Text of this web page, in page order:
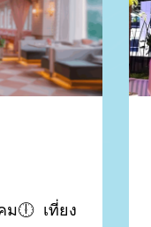
🕕 เที่ยง